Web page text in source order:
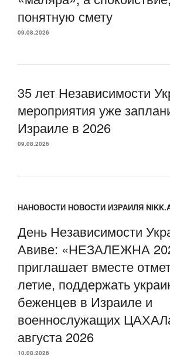
понятную смету
09.08.2026
35 лет Независимости
мероприятия уже
Израиле в 2026
09.08.2026
НАНОВОСТИ НОВОСТИ ИЗРАИЛЯ
День Независимости
Авиве: «НЕЗАЛЕЖНА
приглашает вместе
летие, поддержать
беженцев в Израиле и
военнослужащих
августа 2026
10.08.2026